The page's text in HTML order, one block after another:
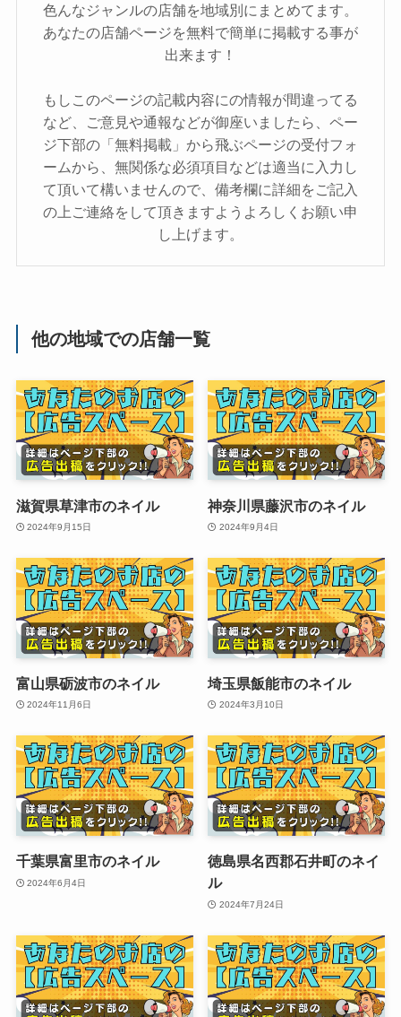
色んなジャンルの店舗を地域別にまとめてます。
あなたの店舗ページを無料で簡単に掲載する事が
出来ます！
もしこのページの記載内容にの情報が間違ってる
など、ご意見や通報などが御座いましたら、ペー
ジ下部の「無料掲載」から飛ぶページの受付フォ
ームから、無関係な必須項目などは適当に入力し
て頂いて構いませんので、備考欄に詳細をご記入
の上ご連絡をして頂きますようよろしくお願い申
し上げます。
他の地域での店舗一覧
滋賀県草津市のネイル
2024年9月15日
神奈川県藤沢市のネイル
2024年9月4日
富山県砺波市のネイル
2024年11月6日
埼玉県飯能市のネイル
2024年3月10日
千葉県富里市のネイル
2024年6月4日
徳島県名西郡石井町のネイ
ル
2024年7月24日